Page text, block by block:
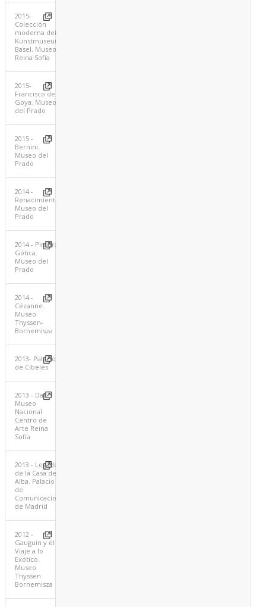
2015-
Colección
moderna del
Kunstmuseum
Basel. Museo
Reina Sofía
2015-
Francisco de
Goya. Museo
del Prado
2015 -
Bernini.
Museo del
Prado
2014 -
Renacimiento.
Museo del
Prado
2014 - Pintura
Gótica.
Museo del
Prado
2014 -
Cézanne.
Museo
Thyssen-
Bornemisza
2013- Palacio
de Cibeles
2013 - Dalí.
Museo
Nacional
Centro de
Arte Reina
Sofía
2013 - Legado
de la Casa de
Alba. Palacio
de
Comunicaciones
de Madrid
2012 -
Gauguin y el
Viaje a lo
Exótico.
Museo
Thyssen
Bornemisza